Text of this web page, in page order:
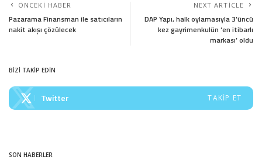
ÖNCEKI HABER
Pazarama Finansman ile satıcıların
nakit akışı çözülecek
NEXT ARTICLE
DAP Yapı, halk oylamasıyla 3’üncü
kez gayrimenkulün ‘en itibarlı
markası’ oldu
BİZİ TAKİP EDİN
Twitter TAKIP ET
SON HABERLER